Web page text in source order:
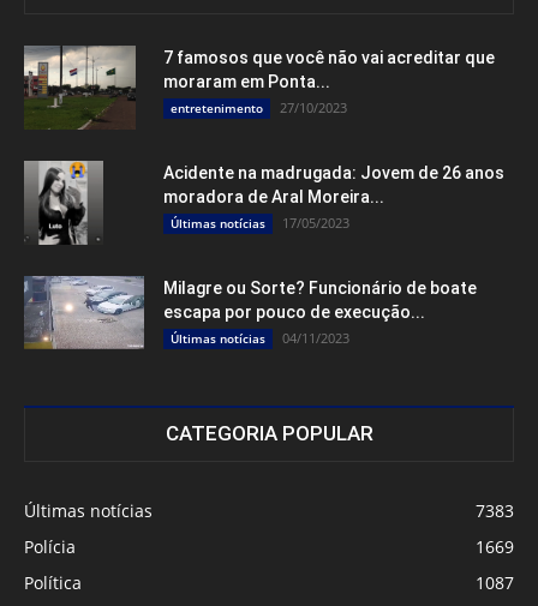
7 famosos que você não vai acreditar que
moraram em Ponta...
entretenimento 27/10/2023
Acidente na madrugada: Jovem de 26 anos
moradora de Aral Moreira...
Últimas notícias 17/05/2023
Milagre ou Sorte? Funcionário de boate
escapa por pouco de execução...
Últimas notícias 04/11/2023
CATEGORIA POPULAR
Últimas notícias
7383
Polícia
1669
Política
1087